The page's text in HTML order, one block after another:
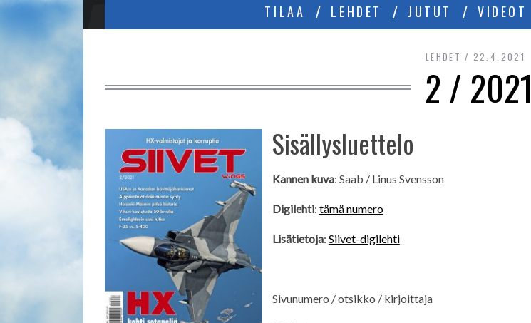
TILAA LEHDET JUTUT VIDEOT
LEHDET 22.4.2021
2 / 2021
Sisällysluettelo
Kannen kuva: Saab / Linus Svensson
Digilehti: tämä numero
Lisätietoja: Siivet-digilehti
Sivunumero / otsikko / kirjoittaja